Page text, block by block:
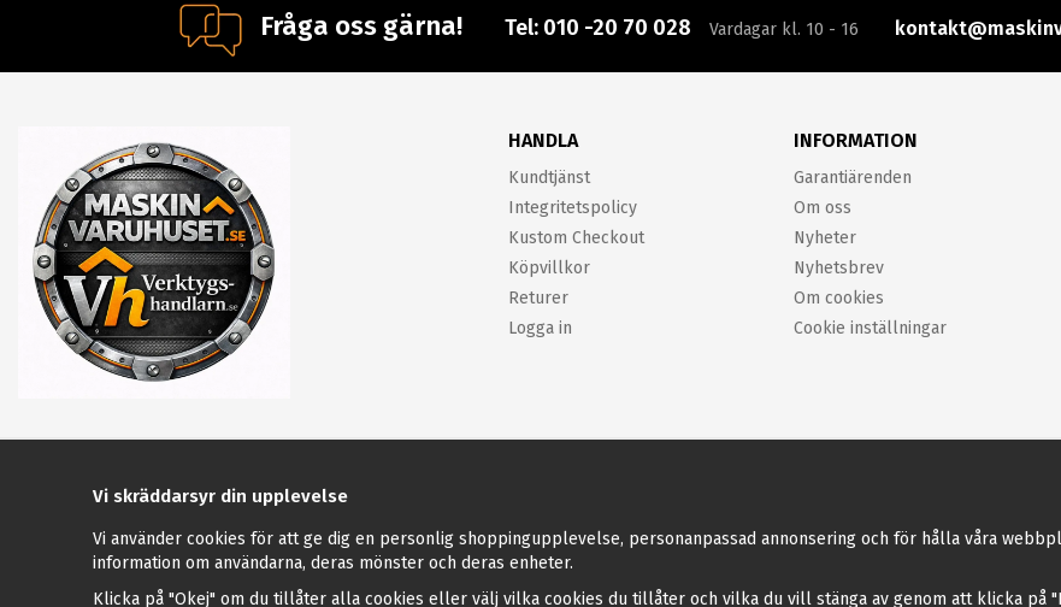
Fråga oss gärna! Tel: 010 -20 70 028 Vardagar kl. 10 - 16
HANDLA
Kundtjänst
Integritetspolicy
Kustom Checkout
Köpvillkor
Returer
Logga in
INFORMATION
Garantiärenden
Om oss
Nyheter
Nyhetsbrev
Om cookies
Cookie inställningar
Vi skräddarsyr din upplevelse
Vi använder cookies för att ge dig en personlig shoppingupplevelse, personanpassad annonsering och för hålla våra
information om användarna, deras mönster och deras enheter.
Klicka på "Okej" om du tillåter alla cookies eller välj vilka cookies du tillåter och vilka du vill stänga av genom att klicka på